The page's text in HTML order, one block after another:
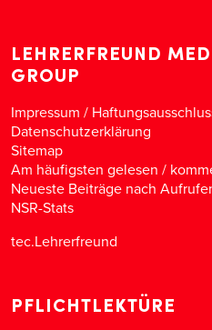
LEHRERFREUND
GROUP
Impressum /
Datenschutzerklärung
Sitemap
Am häufigsten gelesen /
Neueste Beiträge nach
NSR-Stats
tec.Lehrerfreund
PFLICHTLEKTÜRE